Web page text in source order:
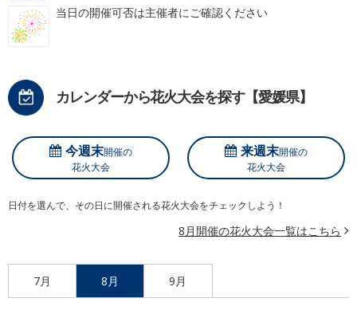
当日の開催可否は主催者にご確認ください
カレンダーから花火大会を探す【愛媛県】
今週末開催の
花火大会
来週末開催の
花火大会
日付を選んで、その日に開催される花火大会をチェックしよう！
8月開催の花火大会一覧はこちら
7月 8月 9月